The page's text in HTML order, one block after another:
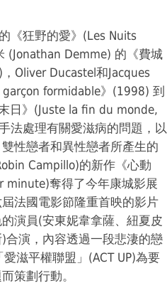
《狂野的愛》(Les Nuits
(Jonathan Demme) 的《費城
Oliver Ducastel和Jacques
formidable》(1998) 到
日》(Juste la fin du monde,
法處理有關愛滋病的問題，以
性戀者和異性戀者所產生的
Campillo)的新作《心動
奪得了今年康城影展
法國電影節隆重首映的影片
演員(安東妮韋拿薩、紐夏皮
合演，內容透過一段悲淒的戀
滋平權聯盟」(ACT UP)為要
策劃行動。